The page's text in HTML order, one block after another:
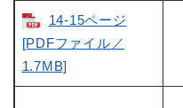
14-15ページ
[PDFファイル／
1.7MB]